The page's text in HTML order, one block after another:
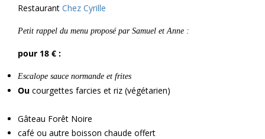
Restaurant Chez Cyrille
Petit rappel du menu proposé par Samuel et Anne :
pour 18 € :
Escalope sauce normande et frites
Ou courgettes farcies et riz (végétarien)
Gâteau Forêt Noire
café ou autre boisson chaude offert